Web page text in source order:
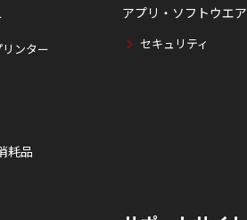
ンター
耗品
アプリ・ソフトウエア
セキュリティ